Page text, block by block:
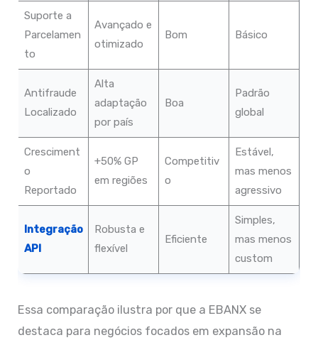
Suporte a
Parcelamen
to
Avançado e
otimizado
Bom Básico
Antifraude
Localizado
Alta
adaptação
por país
Boa
Padrão
global
Cresciment
o
Reportado
+50% GP
em regiões
Competitiv
o
Estável,
mas menos
agressivo
Integração
API
Robusta e
flexível
Eficiente
Simples,
mas menos
custom
Essa comparação ilustra por que a EBANX se
destaca para negócios focados em expansão na